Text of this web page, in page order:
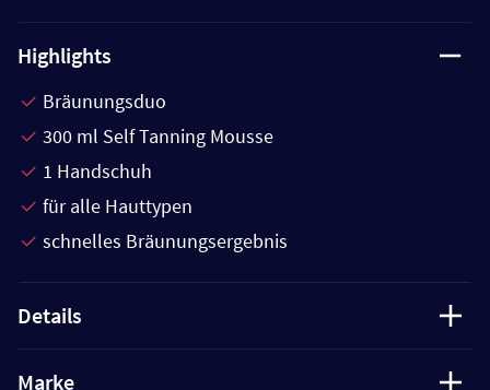
Highlights
Bräunungsduo
300 ml Self Tanning Mousse
1 Handschuh
für alle Hauttypen
schnelles Bräunungsergebnis
Details
Marke